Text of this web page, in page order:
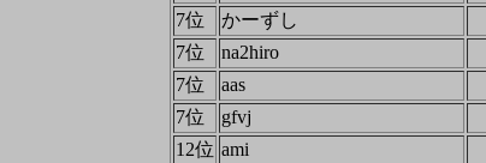
7位
かーずし
7位
na2hiro
7位
aas
7位
gfvj
12位 ami